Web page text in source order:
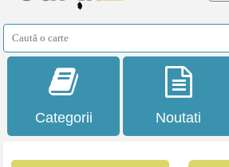
Categorii Noutati